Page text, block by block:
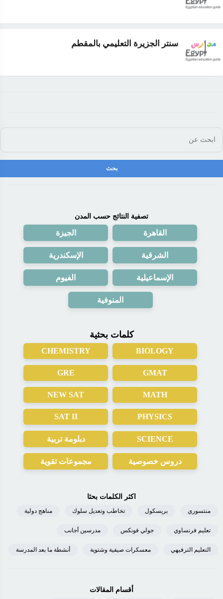
سنتر الجزيرة التعليمي بالمقطم
تصفية النتائج حسب المدن
القاهرة الجيزة
الشرقية الإسكندرية
الإسماعيلية الفيوم
المنوفية
كلمات بحثية
BIOLOGY
CHEMISTRY
GMAT
GRE
MATH
NEW SAT
PHYSICS
SAT II
SCIENCE دبلومة تربية
دروس خصوصية مجموعات تقوية
اكثر الكلمات بحثا
منتسوري بريسكول تخاطب وتعديل سلوك مناهج دولية
تعليم فرنساوي جولي فونكس مدرسين أجانب
التعليم الترفيهي معسكرات صيفية وشتوية أنشطة ما بعد المدرسة
أقسام المقالات